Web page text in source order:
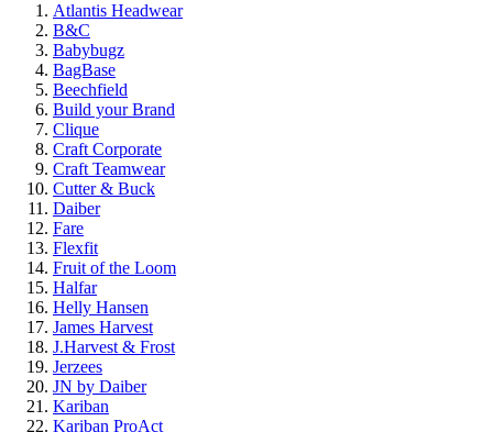
Atlantis Headwear
B&C
Babybugz
BagBase
Beechfield
Build your Brand
Clique
Craft Corporate
Craft Teamwear
Cutter & Buck
Daiber
Fare
Flexfit
Fruit of the Loom
Halfar
Helly Hansen
James Harvest
J.Harvest & Frost
Jerzees
JN by Daiber
Kariban
Kariban ProAct